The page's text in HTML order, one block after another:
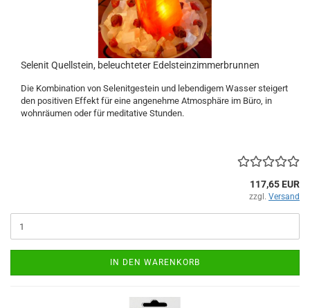
Selenit Quellstein, beleuchteter Edelsteinzimmerbrunnen
Die Kombination von Selenitgestein und lebendigem Wasser steigert
den positiven Effekt für eine angenehme Atmosphäre im Büro, in
wohnräumen oder für meditative Stunden.
117,65 EUR
zzgl. Versand
IN DEN WARENKORB